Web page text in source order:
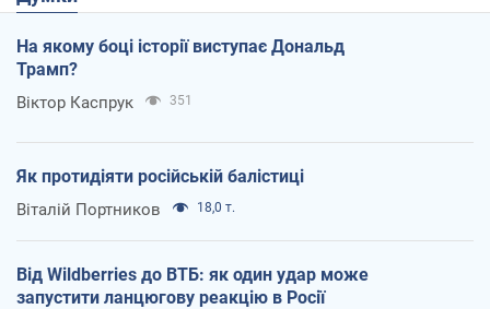
На якому боці історії виступає Дональд
Трамп?
Віктор Каспрук 351
Як протидіяти російській балістиці
Віталій Портников 18,0 т.
Від Wildberries до ВТБ: як один удар може
запустити ланцюгову реакцію в Росії